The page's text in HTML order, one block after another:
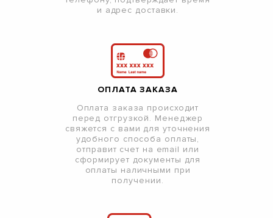
и адрес доставки.
ОПЛАТА ЗАКАЗА
Оплата заказа происходит
перед отгрузкой. Менеджер
свяжется с вами для уточнения
удобного способа оплаты,
отправит счет на email или
сформирует документы для
оплаты наличными при
получении.